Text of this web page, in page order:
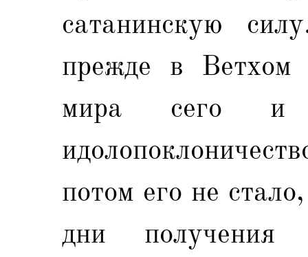
сатанинскую
прежде в Ветхом
мира сего и
потом его не
дни получения